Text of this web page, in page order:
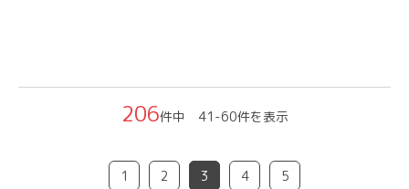
206件中 41-60件を表示
1 2 3 4 5